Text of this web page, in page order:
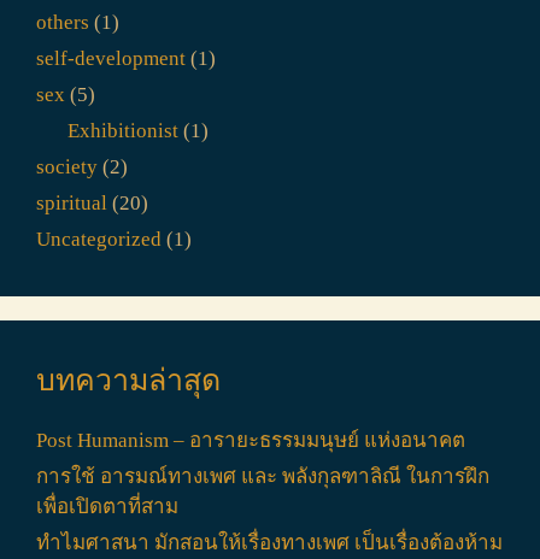
others (1)
self-development (1)
sex (5)
Exhibitionist(1)
society (2)
spiritual (20)
Uncategorized (1)
บทความล่าสุด
Post Humanism – อารายะธรรมมนุษย์ แห่งอนาคต
การใช้ อารมณ์ทางเพศ และ พลังกุลฑาลิณี ในการฝึก
เพื่อเปิดตาที่สาม
ทำไมศาสนา มักสอนให้เรื่องทางเพศ เป็นเรื่องต้องห้าม